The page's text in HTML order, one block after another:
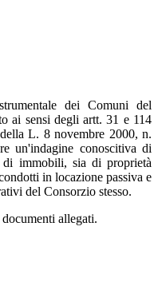
dei Comuni del
ai sensi degli artt. 31 e 114
L. 8 novembre 2000, n.
un'indagine conoscitiva di
di immobili, sia di proprietà
in locazione passiva e
del Consorzio stesso.
allegati.